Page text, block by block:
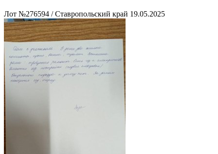
Лот №276594 / Ставропольский край 19.05.2025